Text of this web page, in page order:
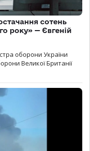
сотень
року» — Євгеній
оборони України
Великої Британії